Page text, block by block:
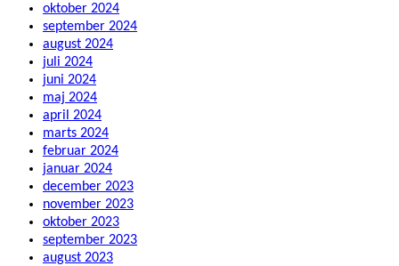
oktober 2024
september 2024
august 2024
juli 2024
juni 2024
maj 2024
april 2024
marts 2024
februar 2024
januar 2024
december 2023
november 2023
oktober 2023
september 2023
august 2023